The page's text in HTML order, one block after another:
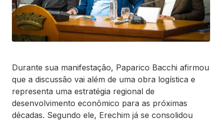
Durante sua manifestação, Paparico Bacchi afirmou
que a discussão vai além de uma obra logística e
representa uma estratégia regional de
desenvolvimento econômico para as próximas
décadas. Segundo ele, Erechim já se consolidou